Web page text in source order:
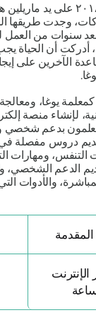
تأسست زازيوغا عام ٢٠١٨ على
وجدت طريقها
سنوات من العمل
أدركت أن الحياة
الآخرين على
يوغا،
لإنشاء منصة
بدعم شخصي
دروس مفصلة في
التنفس، ومهارات
الدعم الشخصي،
والأدوات
المقدمة